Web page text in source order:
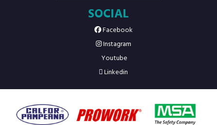
SOCIAL
Facebook
Instagram
Youtube
Linkedin